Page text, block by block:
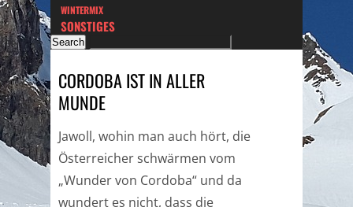
WINTERMIX
SONSTIGES
CORDOBA IST IN ALLER
MUNDE
Jawoll, wohin man auch hört, die
Österreicher schwärmen vom
„Wunder von Cordoba“ und da
wundert es nicht, dass die